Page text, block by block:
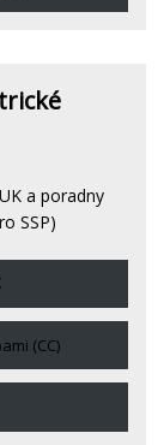
a poradny
SSP)
(CC)